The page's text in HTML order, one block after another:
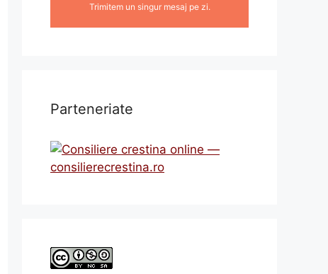
Trimitem un singur mesaj pe zi.
Parteneriate